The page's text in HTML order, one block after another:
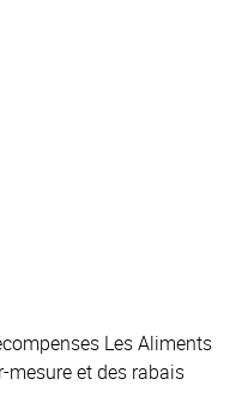
Les Aliments
mesure et des rabais